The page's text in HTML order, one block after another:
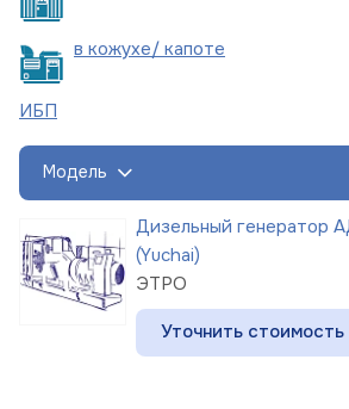
в кожухе/ капоте
ИБП
Модель
Дизельный генератор
(Yuchai)
ЭТРО
Уточнить стоимость